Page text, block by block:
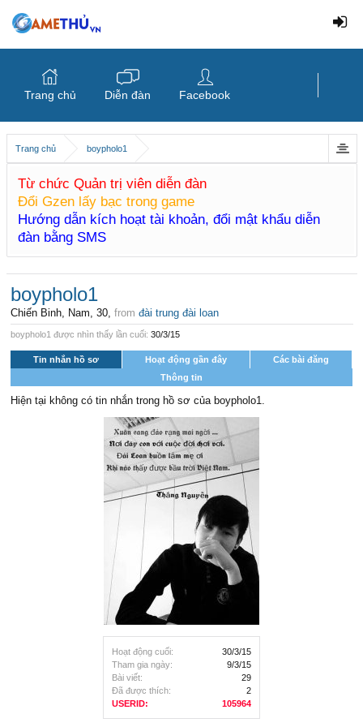
Trang chủ boypholo1
Từ chức Quản trị viên diễn đàn
Đổi Gzen lấy bạc trong game
Hướng dẫn kích hoạt tài khoản, đổi mật khẩu diễn
đàn bằng SMS
Hoạt động cuối:
30/3/15
Tham gia ngày:
9/3/15
Bài viết:
29
Đã được thích:
2
USERID:
105964
boypholo1
Chiến Binh, Nam, 30, from đài trung đài loan
boypholo1 được nhìn thấy lần cuối: 30/3/15
Tin nhắn hồ sơ Hoạt động gần đây
Các bài đăng
Thông tin
Hiện tại không có tin nhắn trong hồ sơ của boypholo1.
Trang chủ Diễn đàn Facebook